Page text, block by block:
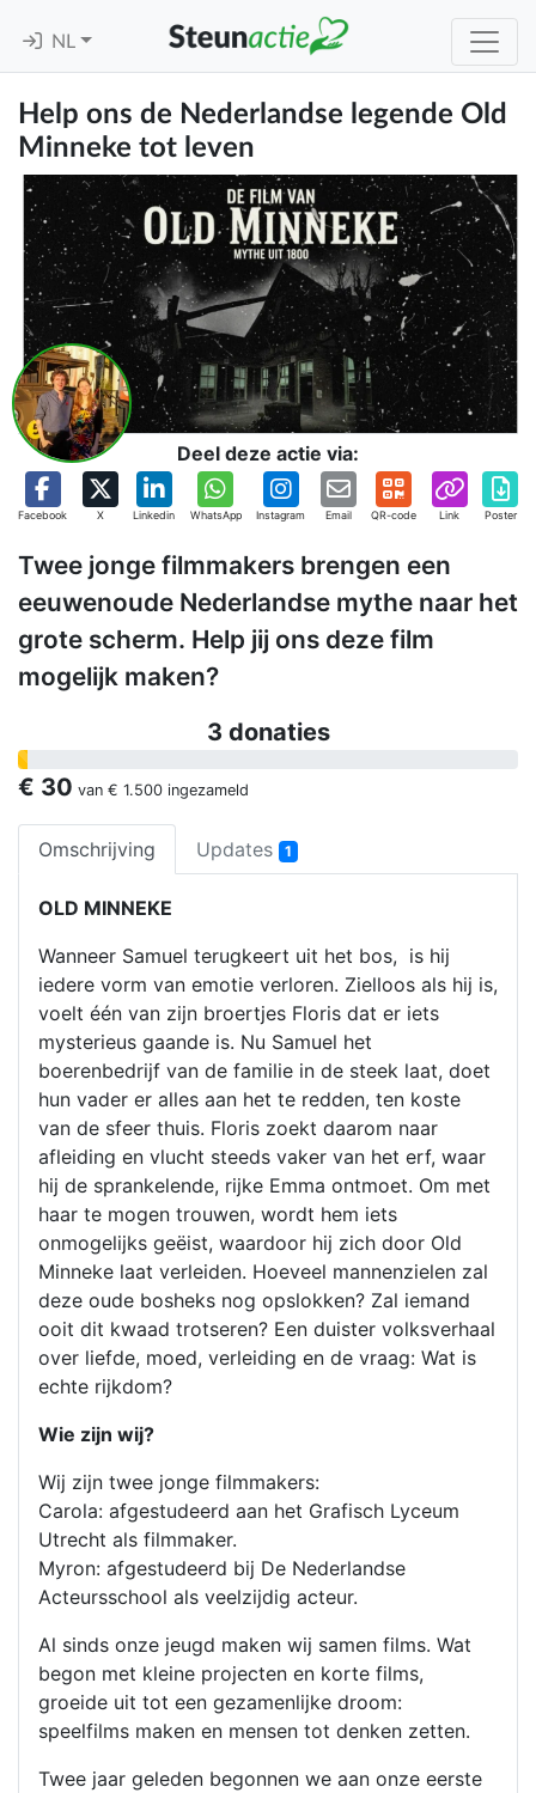
NL
Help ons de Nederlandse legende Old
Minneke tot leven
Deel deze actie via:
Facebook X Linkedin WhatsApp Instagram Email QR-code Link Poster
Twee jonge filmmakers brengen een
eeuwenoude Nederlandse mythe naar het
grote scherm. Help jij ons deze film
mogelijk maken?
3 donaties
€ 30 van € 1.500 ingezameld
Omschrijving Updates 1
OLD MINNEKE
Wanneer Samuel terugkeert uit het bos, is hij
iedere vorm van emotie verloren. Zielloos als hij is,
voelt één van zijn broertjes Floris dat er iets
mysterieus gaande is. Nu Samuel het
boerenbedrijf van de familie in de steek laat, doet
hun vader er alles aan het te redden, ten koste
van de sfeer thuis. Floris zoekt daarom naar
afleiding en vlucht steeds vaker van het erf, waar
hij de sprankelende, rijke Emma ontmoet. Om met
haar te mogen trouwen, wordt hem iets
onmogelijks geëist, waardoor hij zich door Old
Minneke laat verleiden. Hoeveel mannenzielen zal
deze oude bosheks nog opslokken? Zal iemand
ooit dit kwaad trotseren? Een duister volksverhaal
over liefde, moed, verleiding en de vraag: Wat is
echte rijkdom?
Wie zijn wij?
Wij zijn twee jonge filmmakers:
Carola: afgestudeerd aan het Grafisch Lyceum
Utrecht als filmmaker.
Myron: afgestudeerd bij De Nederlandse
Acteursschool als veelzijdig acteur.
Al sinds onze jeugd maken wij samen films. Wat
begon met kleine projecten en korte films,
groeide uit tot een gezamenlijke droom:
speelfilms maken en mensen tot denken zetten.
Twee jaar geleden begonnen we aan onze eerste